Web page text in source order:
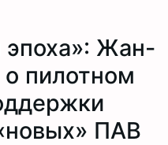
эпоха»: Жан-
пилотном
ПАВ